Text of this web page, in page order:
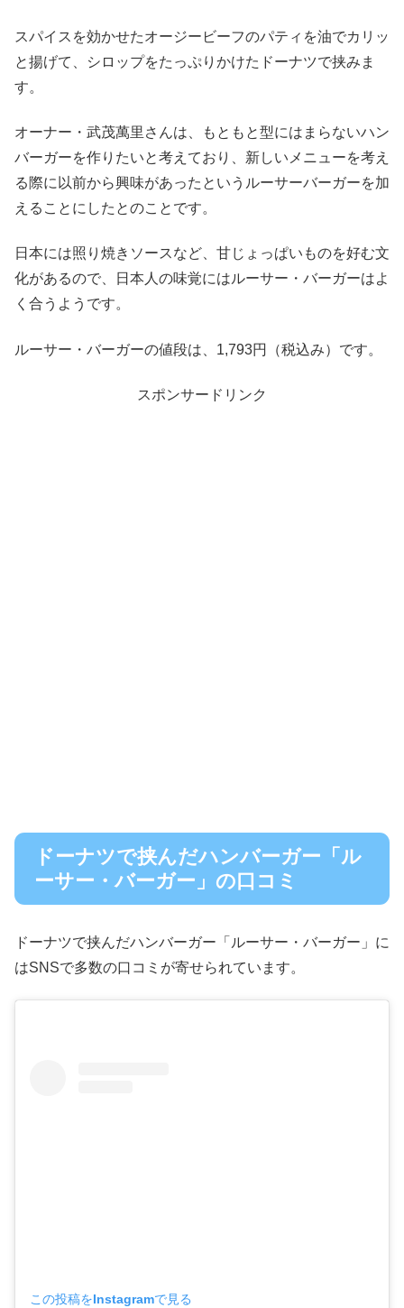
スパイスを効かせたオージービーフのパティを油でカリッ
と揚げて、シロップをたっぷりかけたドーナツで挟みま
す。
オーナー・武茂萬里さんは、もともと型にはまらないハン
バーガーを作りたいと考えており、新しいメニューを考え
る際に以前から興味があったというルーサーバーガーを加
えることにしたとのことです。
日本には照り焼きソースなど、甘じょっぱいものを好む文
化があるので、日本人の味覚にはルーサー・バーガーはよ
く合うようです。
ルーサー・バーガーの値段は、1,793円（税込み）です。
スポンサードリンク
ドーナツで挟んだハンバーガー「ル
ーサー・バーガー」の口コミ
ドーナツで挟んだハンバーガー「ルーサー・バーガー」に
はSNSで多数の口コミが寄せられています。
この投稿をInstagramで見る